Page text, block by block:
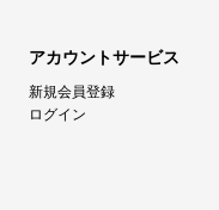
アカウントサービス
新規会員登録
ログイン